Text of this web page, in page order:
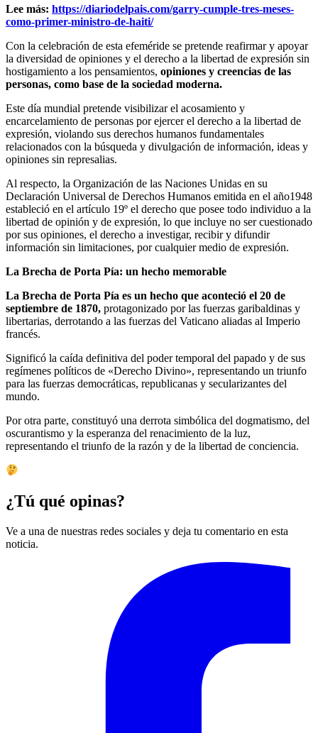
Lee más: https://diariodelpais.com/garry-cumple-tres-meses-
como-primer-ministro-de-haiti/
Con la celebración de esta efeméride se pretende reafirmar y apoyar
la diversidad de opiniones y el derecho a la libertad de expresión sin
hostigamiento a los pensamientos, opiniones y creencias de las
personas, como base de la sociedad moderna.
Este día mundial pretende visibilizar el acosamiento y
encarcelamiento de personas por ejercer el derecho a la libertad de
expresión, violando sus derechos humanos fundamentales
relacionados con la búsqueda y divulgación de información, ideas y
opiniones sin represalias.
Al respecto, la Organización de las Naciones Unidas en su
Declaración Universal de Derechos Humanos emitida en el año1948
estableció en el artículo 19º el derecho que posee todo individuo a la
libertad de opinión y de expresión, lo que incluye no ser cuestionado
por sus opiniones, el derecho a investigar, recibir y difundir
información sin limitaciones, por cualquier medio de expresión.
La Brecha de Porta Pía: un hecho memorable
La Brecha de Porta Pía es un hecho que aconteció el 20 de
septiembre de 1870, protagonizado por las fuerzas garibaldinas y
libertarias, derrotando a las fuerzas del Vaticano aliadas al Imperio
francés.
Significó la caída definitiva del poder temporal del papado y de sus
regímenes políticos de «Derecho Divino», representando un triunfo
para las fuerzas democráticas, republicanas y secularizantes del
mundo.
Por otra parte, constituyó una derrota simbólica del dogmatismo, del
oscurantismo y la esperanza del renacimiento de la luz,
representando el triunfo de la razón y de la libertad de conciencia.
¿Tú qué opinas?
Ve a una de nuestras redes sociales y deja tu comentario en esta
noticia.